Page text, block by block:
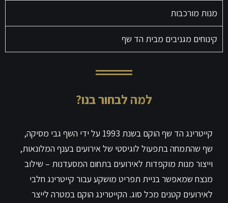
מנות מורכבות
קינוחים מגניבים מבית הד שף
למה לבחור בנו?
קייטרינג הד שף הוקם בשנת 1993 על ידי השף גבי מסיקה,
שף שהתמחה בתפעול לוגיסטי של אירועים בענף המלונאות,
וייצור מנות מוקפדות לאירועים בתחום המסעדנות – שילוב
מנצח שמאפשר בניית תפריט מושקע עבור קייטרינג חלבי
לאירועים קטנים מכל סוג. הקייטרינג הוקם במטרה לייצר